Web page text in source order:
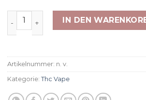
THP420 Vape - Dosi Kush 79% 1ml
IN DEN
Artikelnummer: n. v.
Kategorie: Thc Vape